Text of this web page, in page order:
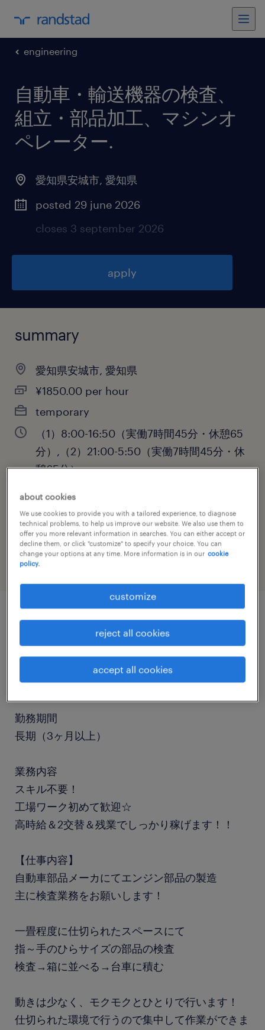
engineering
自動車・輸送機器の検査、
組立・部品加工、マシンオ
ペレーター.
愛知県安城市, 愛知県
posted 29 june 2026
closes 3 september 2026
apply
summary
愛知県安城市, 愛知県
¥1850.00 per hour
temporary
（1）8:00-16:50（実働7時間45分・休憩65
分）,（2）21:00-5:50（実働7時間45分・休
憩65分）
job category
engineering
検査、組立・部品加工、マシンオペレーター
勤務期間
長期（3ヶ月以上）
業務内容
スキル不要！
工場ワーク初めて歓迎☆
高時給＆2交替＆残業でしっかり稼げます！！
【仕事内容】
自動車部品メーカにてエンジン部品の製造
主に検査業務をお願いします！
一畳程度に仕切られたスペースにて
指～手のひらサイズの部品の検査
検査→箱に並べる→台車に積む
動きは少なく、モクモクとひとりで行います！
仕切られた環境で行うので集中して作業ができま
about cookies
We use cookies to provide you with a tailored experience, to diagnose
technical problems, to help us improve our website. We also use them to
offer you more relevant information in searches. You can either accept or
decline them, or click "customize" to specify your choice. You can
change your options at any time. More information is in our cookie
policy.
customize
reject all cookies
accept all cookies